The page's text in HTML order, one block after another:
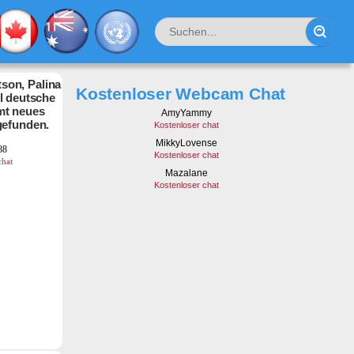
Palina
deutsche
neues
Kostenloser Webcam Chat